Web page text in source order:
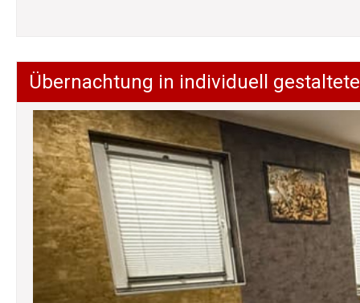
Übernachtung in individuell